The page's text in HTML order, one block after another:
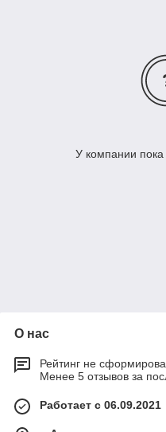
У компании пока
О нас
Рейтинг не
Менее 5 отзывов за
Работает с 06.09.2021